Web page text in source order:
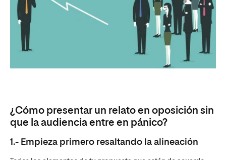
¿Cómo presentar un relato en oposición sin
que la audiencia entre en pánico?
1.- Empieza primero resaltando la alineación